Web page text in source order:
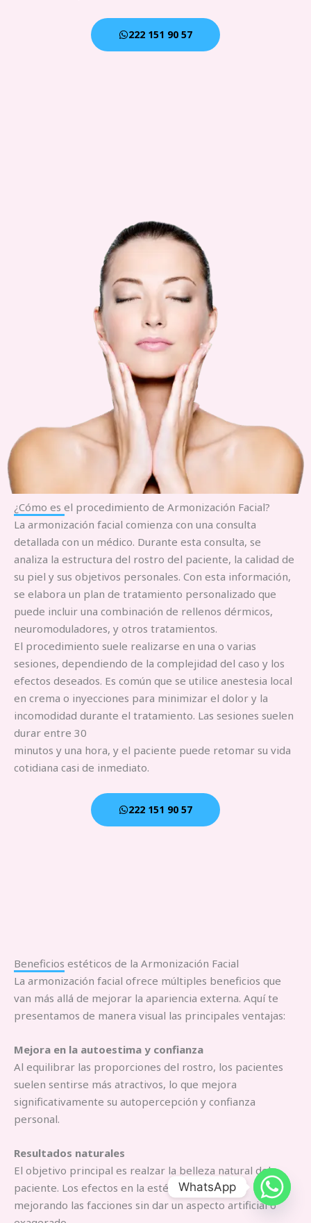
222 151 90 57
¿Cómo es el procedimiento de Armonización Facial?
La armonización facial comienza con una consulta
detallada con un médico. Durante esta consulta, se
analiza la estructura del rostro del paciente, la calidad de
su piel y sus objetivos personales. Con esta información,
se elabora un plan de tratamiento personalizado que
puede incluir una combinación de rellenos dérmicos,
neuromoduladores, y otros tratamientos.
El procedimiento suele realizarse en una o varias
sesiones, dependiendo de la complejidad del caso y los
efectos deseados. Es común que se utilice anestesia local
en crema o inyecciones para minimizar el dolor y la
incomodidad durante el tratamiento. Las sesiones suelen
durar entre 30
minutos y una hora, y el paciente puede retomar su vida
cotidiana casi de inmediato.
222 151 90 57
Beneficios estéticos de la Armonización Facial
La armonización facial ofrece múltiples beneficios que
van más allá de mejorar la apariencia externa. Aquí te
presentamos de manera visual las principales ventajas:
Mejora en la autoestima y confianza
Al equilibrar las proporciones del rostro, los pacientes
suelen sentirse más atractivos, lo que mejora
significativamente su autopercepción y confianza
personal.
Resultados naturales
El objetivo principal es realzar la belleza natural del
paciente. Los efectos en la estética son sutiles,
mejorando las facciones sin dar un aspecto artificial o
WhatsApp